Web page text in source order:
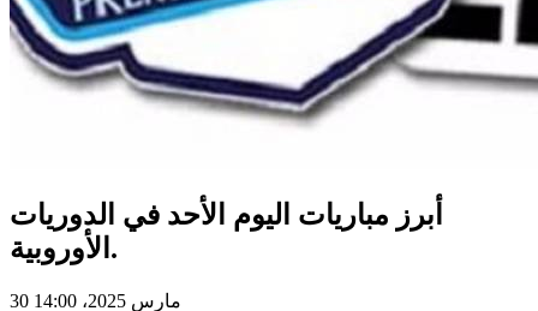
أبرز مباريات اليوم الأحد في الدوريات
الأوروبية.
30 مارس 2025، 14:00